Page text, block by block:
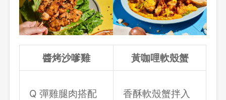
醬烤沙嗲雞 黃咖哩軟殼蟹
Q 彈雞腿肉搭配
香酥軟殼蟹拌入